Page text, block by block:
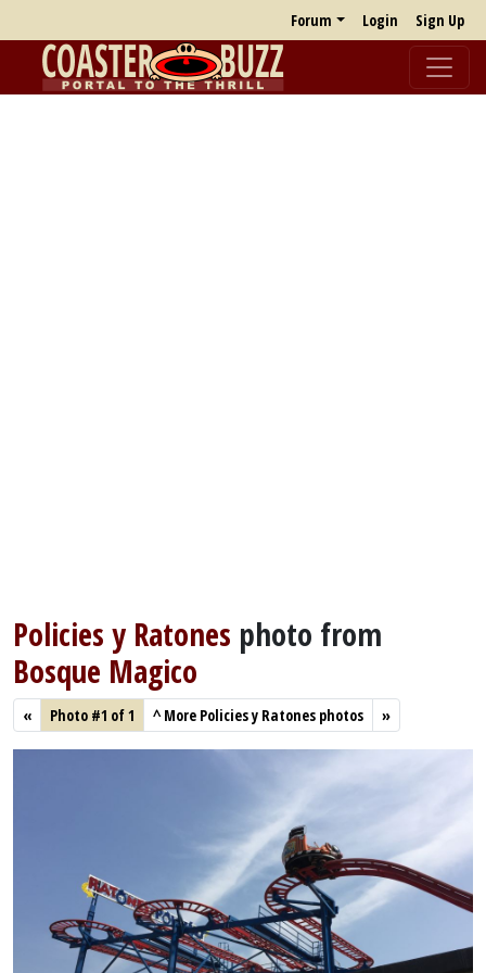
Forum Login Sign Up
Policies y Ratones photo from
Bosque Magico
« Photo #1 of 1 ^More Policies y Ratones photos »